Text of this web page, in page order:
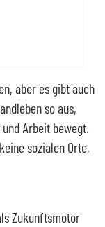
aber es gibt auch
so aus,
Arbeit bewegt.
sozialen Orte,
Zukunftsmotor